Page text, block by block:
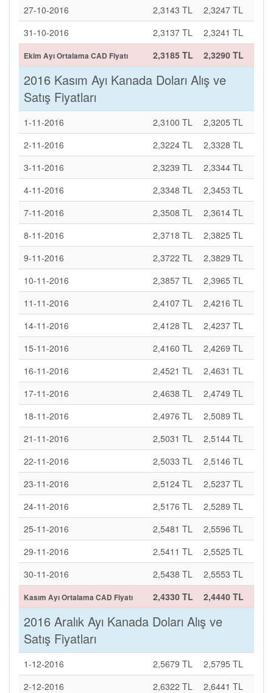
27-10-2016 2,3143 TL
2,3247 TL
31-10-2016
2,3137 TL 2,3241 TL
Ekim Ayı Ortalama CAD Fiyatı 2,3185 TL 2,3290 TL
2016 Kasım Ayı Kanada Doları Alış ve
Satış Fiyatları
1-11-2016 2,3100 TL
2,3205 TL
2-11-2016
2,3224 TL
2,3328 TL
3-11-2016
2,3239 TL
2,3344 TL
4-11-2016
2,3348 TL
2,3453 TL
7-11-2016
2,3508 TL
2,3614 TL
8-11-2016
2,3718 TL
2,3825 TL
9-11-2016
2,3722 TL
2,3829 TL
10-11-2016
2,3857 TL
2,3965 TL
11-11-2016
2,4107 TL
2,4216 TL
14-11-2016
2,4128 TL
2,4237 TL
15-11-2016
2,4160 TL
2,4269 TL
16-11-2016
2,4521 TL
2,4631 TL
17-11-2016
2,4638 TL
2,4749 TL
18-11-2016
2,4976 TL
2,5089 TL
21-11-2016
2,5031 TL
2,5144 TL
22-11-2016
2,5033 TL
2,5146 TL
23-11-2016
2,5124 TL
2,5237 TL
24-11-2016
2,5176 TL
2,5289 TL
25-11-2016
2,5481 TL
2,5596 TL
29-11-2016
2,5411 TL
2,5525 TL
30-11-2016
2,5438 TL 2,5553 TL
Kasım Ayı Ortalama CAD Fiyatı 2,4330 TL 2,4440 TL
2016 Aralık Ayı Kanada Doları Alış ve
Satış Fiyatları
1-12-2016 2,5679 TL
2,5795 TL
2-12-2016
2,6322 TL
2,6441 TL